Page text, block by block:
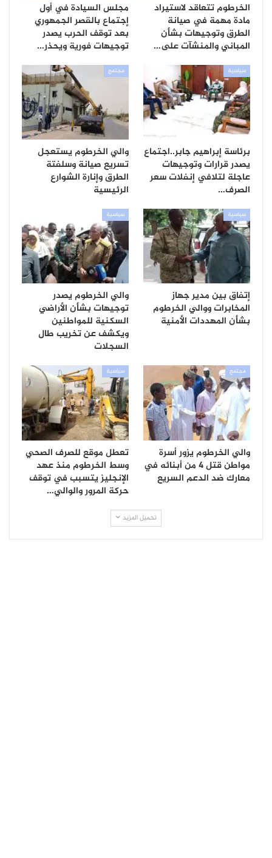
الخرطوم تتعاقد لاستيراد
مادة مهمة في صيانة
الطرق وتوجيهات بشأن
المباني والمنشآت على…
مجلس السيادة في أول
إجتماع بالقصر الجمهوري
بعد توقف الحرب يصدر
توجيهات فورية ويحذر…
سياسية
برئاسة إبراهيم جابر..اجتماع
يصدر قرارات وتوجيهات
عاجلة لتلافي إنفلات سعر
الصرف…
مجتمع
والي الخرطوم يستعجل
تسريع صيانة وسلفتة
الطرق وإنارة الشوارع
الرئيسية
سياسية
إتفاق بين مدير جهاز
المخابرات ووالي الخرطوم
بشأن المهددات الأمنية
سياسية
والي الخرطوم يصدر
توجيهات بشأن الأراضي
السكنية للمواطنين
ويكشف عن تخريب طال
السجلات
مجتمع
والي الخرطوم يزور أسرة
مواطن قتل 4 من أبنائه في
معارك ضد الدعم السريع
سياسية
تعطل موقع للصرف الصحي
وسط الخرطوم منذ عهد
الإنجليز يتسبب في توقف
حركة المرور والوالي…
تحميل المزيد